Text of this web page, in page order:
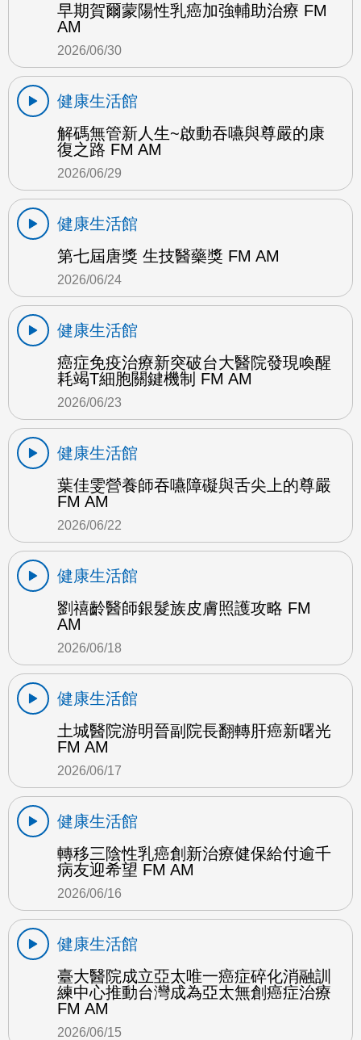
早期賀爾蒙陽性乳癌加強輔助治療 FM
AM
2026/06/30
健康生活館
解碼無管新人生~啟動吞嚥與尊嚴的康
復之路 FM AM
2026/06/29
健康生活館
第七屆唐獎 生技醫藥獎 FM AM
2026/06/24
健康生活館
癌症免疫治療新突破台大醫院發現喚醒
耗竭T細胞關鍵機制 FM AM
2026/06/23
健康生活館
葉佳雯營養師吞嚥障礙與舌尖上的尊嚴
FM AM
2026/06/22
健康生活館
劉禧齡醫師銀髮族皮膚照護攻略 FM
AM
2026/06/18
健康生活館
土城醫院游明晉副院長翻轉肝癌新曙光
FM AM
2026/06/17
健康生活館
轉移三陰性乳癌創新治療健保給付逾千
病友迎希望 FM AM
2026/06/16
健康生活館
臺大醫院成立亞太唯一癌症碎化消融訓
練中心推動台灣成為亞太無創癌症治療
FM AM
2026/06/15